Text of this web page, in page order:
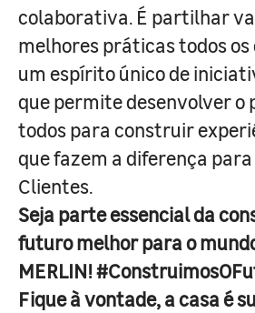
colaborativa. É partilhar
melhores práticas todos
um espírito único de
que permite desenvolver o
todos para construir
que fazem a diferença
Clientes.
Seja parte essencial da
futuro melhor para o
MERLIN!
Fique à vontade, a casa é